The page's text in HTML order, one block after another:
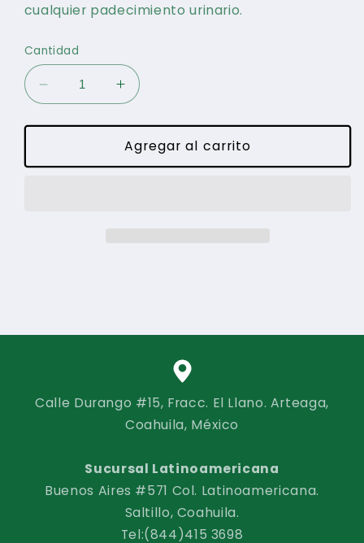
cualquier padecimiento urinario.
Cantidad
Reducir
cantidad
para
Tx
Aumentar
cantidad
para
Nef
Tx
Agregar al carrito
Calle Durango #15, Fracc. El Llano. Arteaga,
Coahuila, México
Sucursal Latinoamericana
Buenos Aires #571 Col. Latinoamericana.
Saltillo, Coahuila.
Tel:(844)415 3698